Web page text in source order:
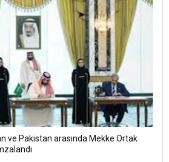
ve Pakistan arasında Mekke Ortak